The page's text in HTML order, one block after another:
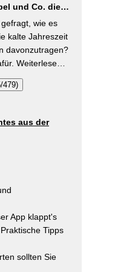
Düngung
Besonderes
mit
aus der
für das
von
zur
zu leisten.
helfen… Hitze zu
zu speichern
werden
Kölle
Die
auf den Seiten
und Co. die
wie es
kalte Jahreszeit
davonzutragen?
Weiterlesen
479)
aus der
App klappt's
Tipps
sollten Sie